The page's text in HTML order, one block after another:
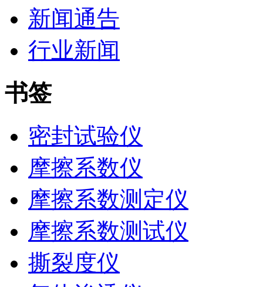
新闻通告
行业新闻
书签
密封试验仪
摩擦系数仪
摩擦系数测定仪
摩擦系数测试仪
撕裂度仪